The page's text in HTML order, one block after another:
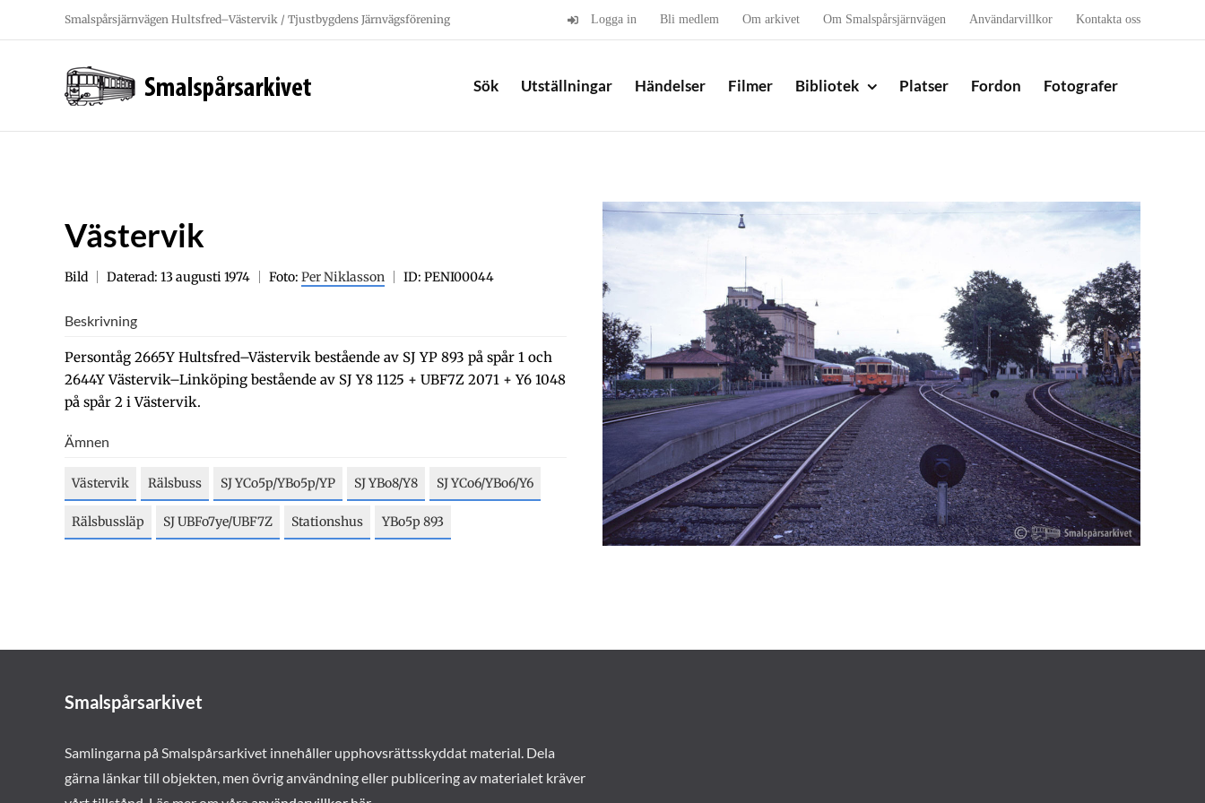
Smalspårsjärnvägen Hultsfred–Västervik / Tjustbygdens Järnvägsförening Logga in Bli medlem Om arkivet Om Smalspårsjärnvägen Användarvillkor Kontakta oss
Sök Utställningar Händelser Filmer Bibliotek Platser Fordon Fotografer
Västervik
Bild Daterad: 13 augusti 1974 Foto: Per Niklasson ID: PENI00044
Beskrivning
Persontåg 2665Y Hultsfred–Västervik bestående av SJ YP 893 på spår 1 och
2644Y Västervik–Linköping bestående av SJ Y8 1125 + UBF7Z 2071 + Y6 1048
på spår 2 i Västervik.
Ämnen
Västervik Rälsbuss SJ YCo5p/YBo5p/YP SJ YBo8/Y8 SJ YCo6/YBo6/Y6
Rälsbussläp SJ UBFo7ye/UBF7Z Stationshus YBo5p 893
Smalspårsarkivet
Samlingarna på Smalspårsarkivet innehåller upphovsrättsskyddat material. Dela
gärna länkar till objekten, men övrig användning eller publicering av materialet kräver